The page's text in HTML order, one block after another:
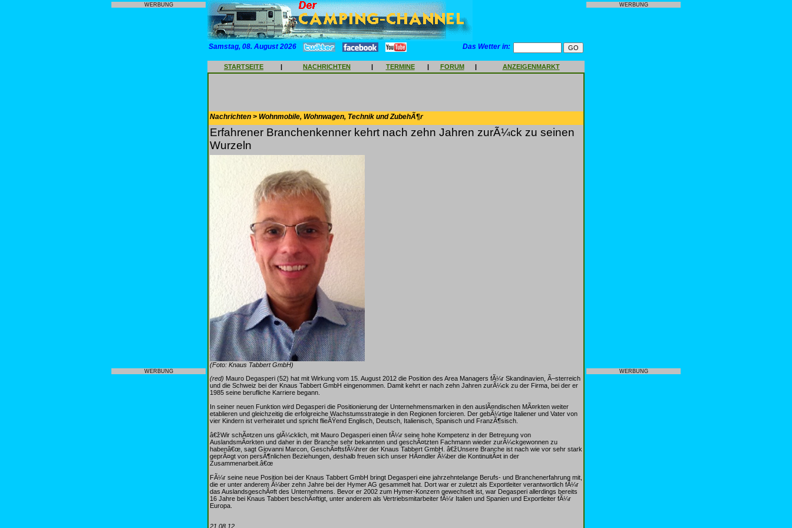
WERBUNG
WERBUNG
Samstag, 08. August 2026 Das Wetter in:
STARTSEITE | NACHRICHTEN | TERMINE | FORUM | ANZEIGENMARKT
Nachrichten > Wohnmobile, Wohnwagen, Technik und ZubehÃ¶r
Erfahrener Branchenkenner kehrt nach zehn Jahren zurÃ¼ck zu seinen
Wurzeln
(Foto: Knaus Tabbert GmbH)
(red) Mauro Degasperi (52) hat mit Wirkung vom 15. August 2012 die Position des Area Managers fÃ¼r Skandinavien, Ã–sterreich
und die Schweiz bei der Knaus Tabbert GmbH eingenommen. Damit kehrt er nach zehn Jahren zurÃ¼ck zu der Firma, bei der er
1985 seine berufliche Karriere begann.
In seiner neuen Funktion wird Degasperi die Positionierung der Unternehmensmarken in den auslÃ¤ndischen MÃ¤rkten weiter
etablieren und gleichzeitig die erfolgreiche Wachstumsstrategie in den Regionen forcieren. Der gebÃ¼rtige Italiener und Vater von
vier Kindern ist verheiratet und spricht flieÃŸend Englisch, Deutsch, Italienisch, Spanisch und FranzÃ¶sisch.
â€žWir schÃ¤tzen uns glÃ¼cklich, mit Mauro Degasperi einen fÃ¼r seine hohe Kompetenz in der Betreuung von
AuslandsmÃ¤rkten und daher in der Branche sehr bekannten und geschÃ¤tzten Fachmann wieder zurÃ¼ckgewonnen zu
habenâ€œ, sagt Giovanni Marcon, GeschÃ¤ftsfÃ¼hrer der Knaus Tabbert GmbH. â€žUnsere Branche ist nach wie vor sehr stark
geprÃ¤gt von persÃ¶nlichen Beziehungen, deshalb freuen sich unser HÃ¤ndler Ã¼ber die KontinuitÃ¤t in der
Zusammenarbeit.â€œ
FÃ¼r seine neue Position bei der Knaus Tabbert GmbH bringt Degasperi eine jahrzehntelange Berufs- und Branchenerfahrung mit,
die er unter anderem Ã¼ber zehn Jahre bei der Hymer AG gesammelt hat. Dort war er zuletzt als Exportleiter verantwortlich fÃ¼r
das AuslandsgeschÃ¤ft des Unternehmens. Bevor er 2002 zum Hymer-Konzern gewechselt ist, war Degasperi allerdings bereits
16 Jahre bei Knaus Tabbert beschÃ¤ftigt, unter anderem als Vertriebsmitarbeiter fÃ¼r Italien und Spanien und Exportleiter fÃ¼r
Europa.
21.08.12
WERBUNG
WERBUNG